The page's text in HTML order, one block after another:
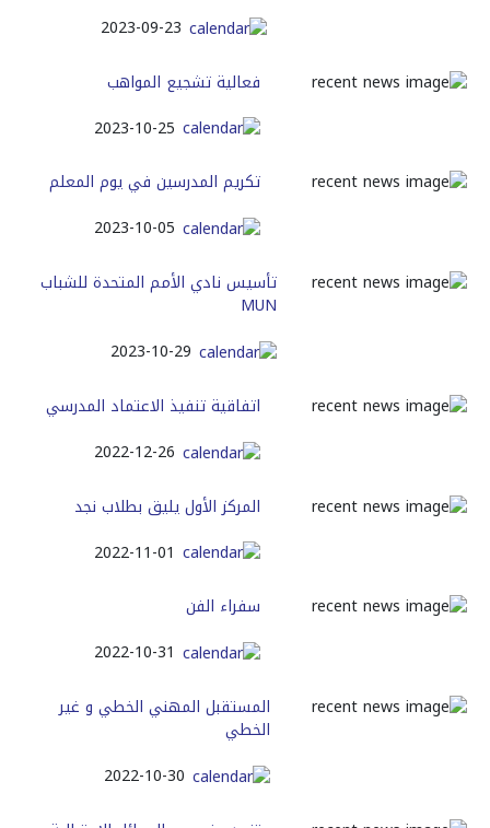
2023-09-23
فعالية تشجيع المواهب
2023-10-25
تكريم المدرسين في يوم المعلم
2023-10-05
تأسيس نادي الأمم المتحدة للشباب
MUN
2023-10-29
اتفاقية تنفيذ الاعتماد المدرسي
2022-12-26
المركز الأول يليق بطلاب نجد
2022-11-01
سفراء الفن
2022-10-31
المستقبل المهني الخطي و غير
الخطي
2022-10-30